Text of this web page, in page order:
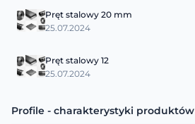
Pręt stalowy 20 mm
25.07.2024
Pręt stalowy 12
25.07.2024
Profile - charakterystyki produktów